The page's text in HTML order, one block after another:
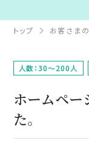
トップ お客さま
人数：30～200人
ホームペー
た。